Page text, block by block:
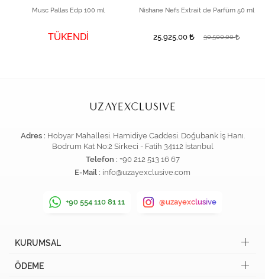
Musc Pallas Edp 100 ml
TÜKENDİ
Nishane Nefs Extrait de Parfüm 50 ml
25.925,00 30.500,00
Adres : Hobyar Mahallesi. Hamidiye Caddesi. Doğubank İş Hanı.
Bodrum Kat No:2 Sirkeci - Fatih 34112 İstanbul
Telefon : +90 212 513 16 67
E-Mail : info@uzayexclusive.com
+90 554 110 81 11 @uzayexclusive
KURUMSAL
ÖDEME